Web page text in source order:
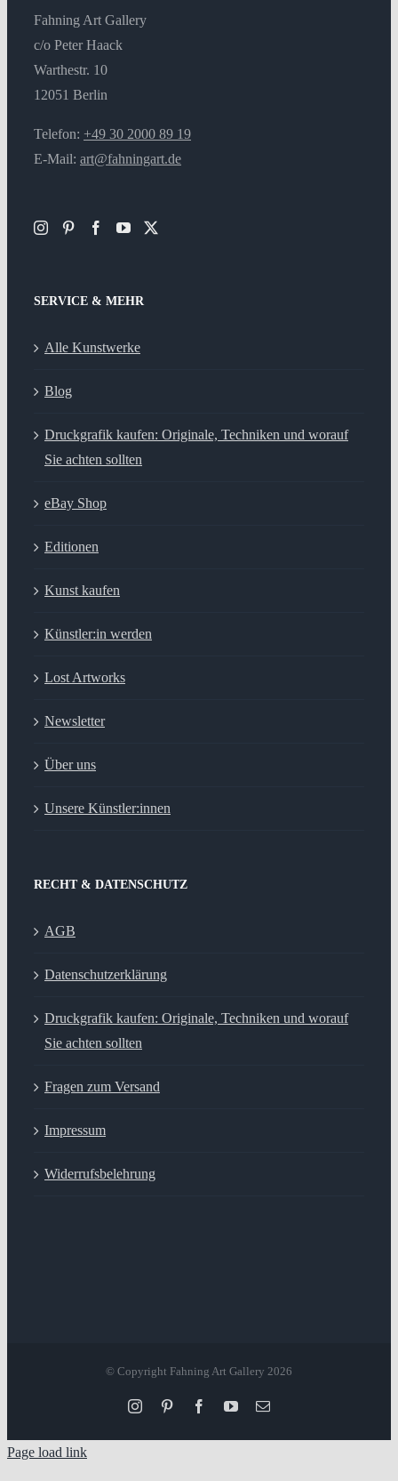
Fahning Art Gallery
c/o Peter Haack
Warthestr. 10
12051 Berlin
Telefon: +49 30 2000 89 19
E-Mail: art@fahningart.de
SERVICE & MEHR
Alle Kunstwerke
Blog
Druckgrafik kaufen: Originale, Techniken und worauf
Sie achten sollten
eBay Shop
Editionen
Kunst kaufen
Künstler:in werden
Lost Artworks
Newsletter
Über uns
Unsere Künstler:innen
RECHT & DATENSCHUTZ
AGB
Datenschutzerklärung
Druckgrafik kaufen: Originale, Techniken und worauf
Sie achten sollten
Fragen zum Versand
Impressum
Widerrufsbelehrung
© Copyright Fahning Art Gallery 2026
InstagramPinterestFacebookYouTubeEmail
Page load link